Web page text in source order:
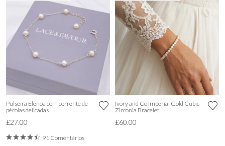
Pulseira Elenoa com corrente de
pérolas delicadas
£27.00
91 Comentários
Ivory and Co Imperial Gold Cubic
Zirconia Bracelet
£60.00